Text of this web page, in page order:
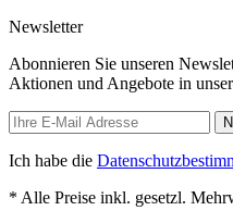
Newsletter
Abonnieren Sie unseren
Aktionen und Angebote in
Ich habe die
* Alle Preise inkl. gesetzl.